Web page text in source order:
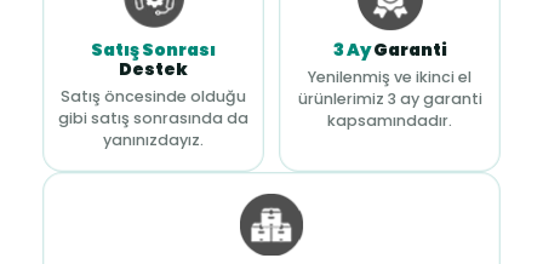
Satış Sonrası
Destek
Satış öncesinde olduğu
gibi satış sonrasında da
yanınızdayız.
3 AyGaranti
Yenilenmiş ve ikinci el
ürünlerimiz 3 ay garanti
kapsamındadır.